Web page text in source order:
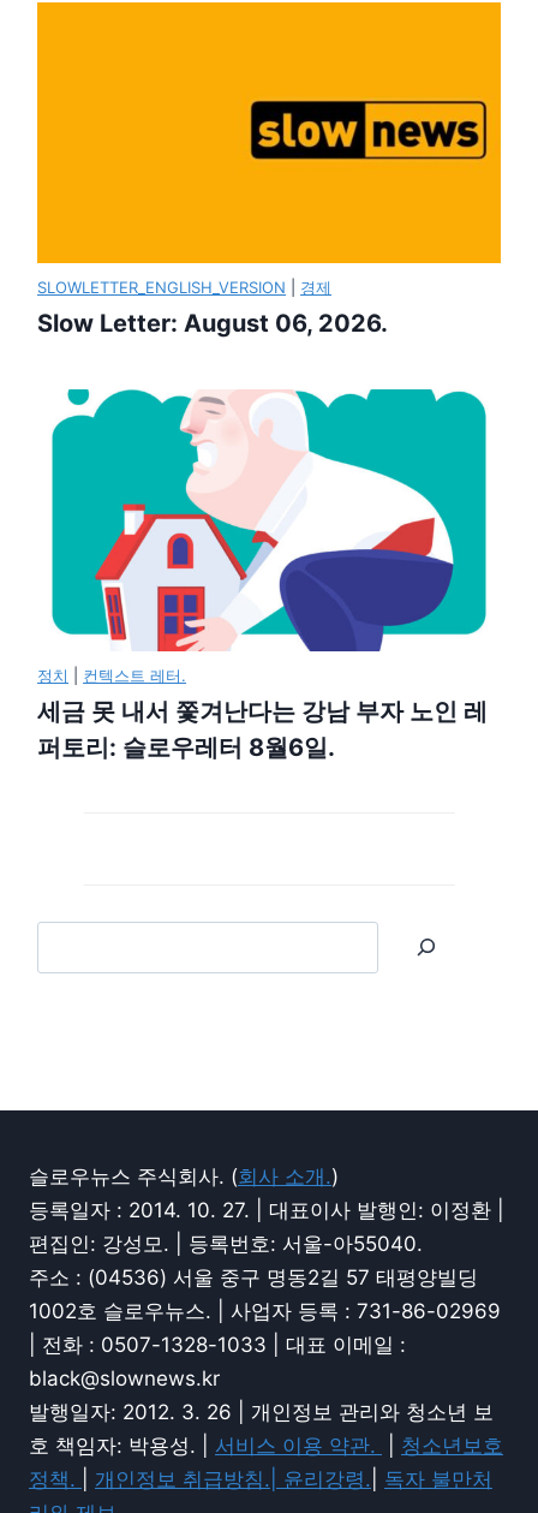
SLOWLETTER_ENGLISH_VERSION 경제
Slow Letter: August 06, 2026.
정치 컨텍스트 레터.
세금 못 내서 쫓겨난다는 강남 부자 노인 레
퍼토리: 슬로우레터 8월6일.
슬로우뉴스 주식회사. (회사 소개.)
등록일자 : 2014. 10. 27. | 대표이사 발행인: 이정환 |
편집인: 강성모. | 등록번호: 서울-아55040.
주소 : (04536) 서울 중구 명동2길 57 태평양빌딩
1002호 슬로우뉴스. | 사업자 등록 : 731-86-02969
| 전화 : 0507-1328-1033 | 대표 이메일 :
black@slownews.kr
발행일자: 2012. 3. 26 | 개인정보 관리와 청소년 보
호 책임자: 박용성. | 서비스 이용 약관.
청소년보호
정책.
개인정보 취급방침.| 윤리강령.
독자 불만처